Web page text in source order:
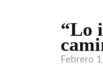
VIDEO
“Lo
Febrero